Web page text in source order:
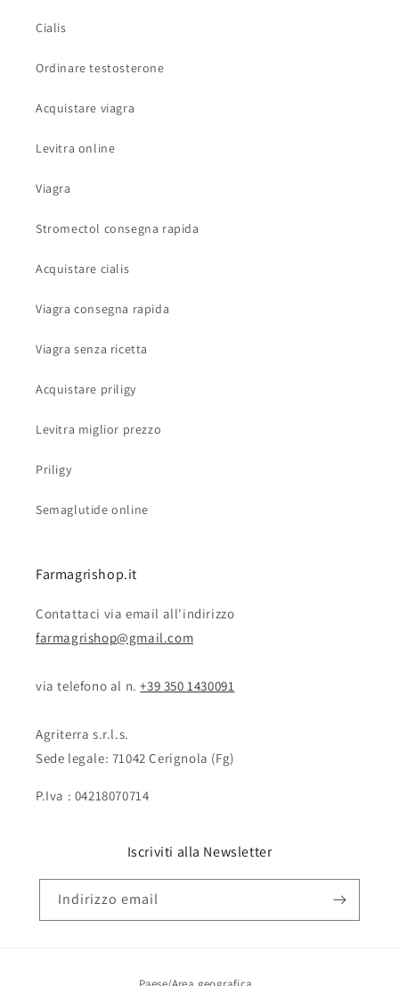
Cialis
Ordinare testosterone
Acquistare viagra
Levitra online
Viagra
Stromectol consegna rapida
Acquistare cialis
Viagra consegna rapida
Viagra senza ricetta
Acquistare priligy
Levitra miglior prezzo
Priligy
Semaglutide online
Farmagrishop.it
Contattaci via email all'indirizzo
farmagrishop@gmail.com
via telefono al n. ‭‭+39 350 1430091
Agriterra s.r.l.s.
Sede legale: 71042 Cerignola (Fg)
P.Iva : 04218070714
Iscriviti alla Newsletter
Indirizzo email